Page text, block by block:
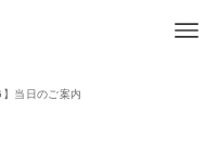
当日のご案内